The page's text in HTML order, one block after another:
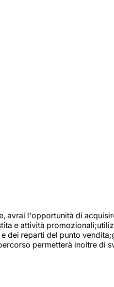
avrai l'opportunità di
e attività
dei reparti del punto
permetterà inoltre di